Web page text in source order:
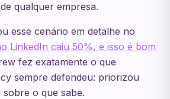
qualquer empresa.
esse cenário em detalhe no
LinkedIn caiu 50%, e isso é bom
fez exatamente o que
sempre defendeu: priorizou
o que sabe.